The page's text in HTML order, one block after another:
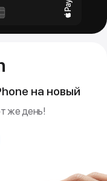
C)
+ 5
лучей